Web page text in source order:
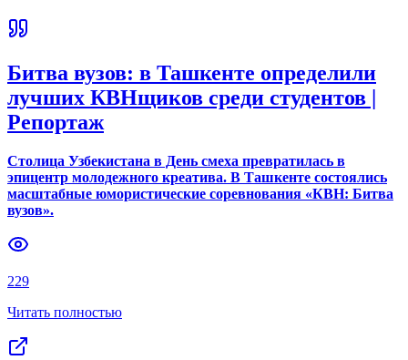
Битва вузов: в Ташкенте определили
лучших КВНщиков среди студентов |